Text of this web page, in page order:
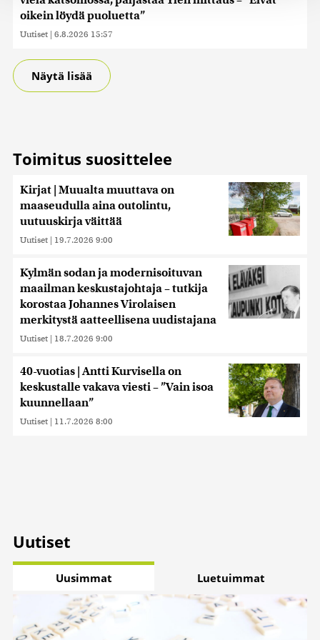
tukemiseen ja kävijämäärämme analysoimiseen. Lisäksi
jaamme sosiaalisen median, mainosalan ja analytiikka-
alan kumppaneillemme tietoja siitä, miten käytät
tietoja muihin tietoihin, joita olet antanut heille tai joita on
kerätty, kun olet käyttänyt heidän palvelujaan. Tietoja
saatetaan myös siirtää ulkomaille.
oikein löydä puoluetta”
Uutiset | 6.8.2026 15:57
Näytä lisää
Toimitus suosittelee
Kirjat | Muualta muuttava on
maaseudulla aina outolintu,
uutuuskirja väittää
Uutiset | 19.7.2026 9:00
Kylmän sodan ja modernisoituvan
maailman keskustajohtaja – tutkija
korostaa Johannes Virolaisen
merkitystä aatteellisena uudistajana
Uutiset | 18.7.2026 9:00
40-vuotias | Antti Kurvisella on
keskustalle vakava viesti – ”Vain isoa
kuunnellaan”
Uutiset | 11.7.2026 8:00
Uutiset
Uusimmat Luetuimmat